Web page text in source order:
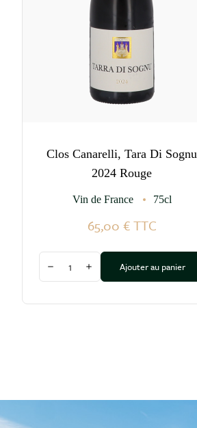
Clos Canarelli, Tara Di Sognu
2024 Rouge
Vin de France 75cl
65,00 €TTC
Diminuer la quantité
Augmenter la quantité
Ajouter au panier